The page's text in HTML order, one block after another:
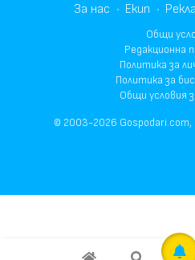
За нас Екип
Общи
Редакционна
Политика за
Политика за
Общи условия
© 2003-2026 Gospodari.com,